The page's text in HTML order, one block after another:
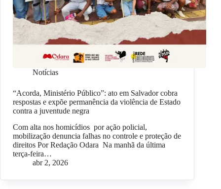
Notícias
“Acorda, Ministério Público”: ato em Salvador cobra
respostas e expõe permanência da violência de Estado
contra a juventude negra
Com alta nos homicídios por ação policial,
mobilização denuncia falhas no controle e proteção de
direitos Por Redação Odara Na manhã da última
terça-feira…
abr 2, 2026